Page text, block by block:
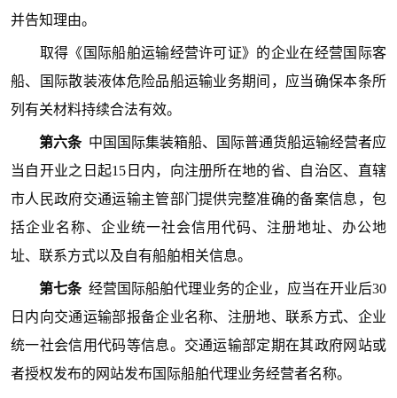
并告知理由。
取得《国际船舶运输经营许可证》的企业在经营国际客
船、国际散装液体危险品船运输业务期间，应当确保本条所
列有关材料持续合法有效。
第六条 中国国际集装箱船、国际普通货船运输经营者应
当自开业之日起15日内，向注册所在地的省、自治区、直辖
市人民政府交通运输主管部门提供完整准确的备案信息，包
括企业名称、企业统一社会信用代码、注册地址、办公地
址、联系方式以及自有船舶相关信息。
第七条 经营国际船舶代理业务的企业，应当在开业后30
日内向交通运输部报备企业名称、注册地、联系方式、企业
统一社会信用代码等信息。交通运输部定期在其政府网站或
者授权发布的网站发布国际船舶代理业务经营者名称。